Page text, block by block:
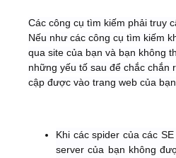
Video
Kiến thức
Các công cụ tìm kiếm phải truy
Nếu như các công cụ tìm kiếm
qua site của bạn và bạn không
những yếu tố sau để chắc chắn
cập được vào trang web của
Khi các spider của các
server của bạn không